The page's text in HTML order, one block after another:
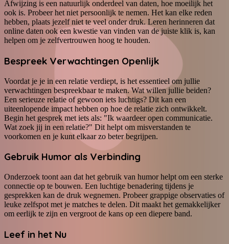
Afwijzing is een natuurlijk onderdeel van daten, hoe moeilijk het
ook is. Probeer het niet persoonlijk te nemen. Het kan elke reden
hebben, plaats jezelf niet te veel onder druk. Leren herinneren dat
online daten ook een kwestie van vinden van de juiste klik is, kan
helpen om je zelfvertrouwen hoog te houden.
Bespreek Verwachtingen Openlijk
Voordat je je in een relatie verdiept, is het essentieel om jullie
verwachtingen bespreekbaar te maken. Wat willen jullie beiden?
Een serieuze relatie of gewoon iets luchtigs? Dit kan een
uiteenlopende impact hebben op hoe de relatie zich ontwikkelt.
Begin het gesprek met iets als: "Ik waardeer open communicatie.
Wat zoek jij in een relatie?" Dit helpt om misverstanden te
voorkomen en je kunt elkaar zo beter begrijpen.
Gebruik Humor als Verbinding
Onderzoek toont aan dat het gebruik van humor helpt om een sterke
connectie op te bouwen. Een luchtige benadering tijdens je
gesprekken kan de druk wegnemen. Probeer grappige observaties of
leuke zelfspot met je matches te delen. Dit maakt het gemakkelijker
om eerlijk te zijn en vergroot de kans op een diepere band.
Leef in het Nu